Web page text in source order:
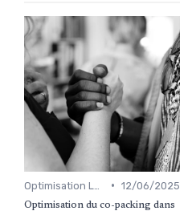
• 12/06/2025
Optimisation du co-packing dans